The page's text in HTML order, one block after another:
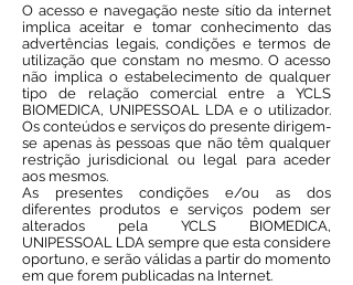
O acesso e navegação neste sítio da internet
implica aceitar e tomar conhecimento das
advertências legais, condições e termos de
utilização que constam no mesmo. O acesso
não implica o estabelecimento de qualquer
tipo de relação comercial entre a YCLS
BIOMEDICA, UNIPESSOAL LDA e o utilizador.
Os conteúdos e serviços do presente dirigem-
se apenas às pessoas que não têm qualquer
restrição jurisdicional ou legal para aceder
aos mesmos.
As presentes condições e/ou as dos
diferentes produtos e serviços podem ser
alterados pela YCLS BIOMEDICA,
UNIPESSOAL LDA sempre que esta considere
oportuno, e serão válidas a partir do momento
em que forem publicadas na Internet.